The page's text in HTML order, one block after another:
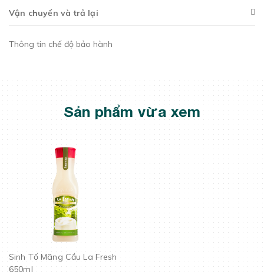
Vận chuyển và trả lại
Thông tin chế độ bảo hành
Sản phẩm vừa xem
Sinh Tố Mãng Cầu La Fresh
650ml